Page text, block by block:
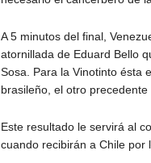
A 5 minutos del final,
atornillada de Eduard Bello
Sosa. Para la Vinotinto ésta
brasileño, el otro
Este resultado le servirá al
cuando recibirán a Chile por